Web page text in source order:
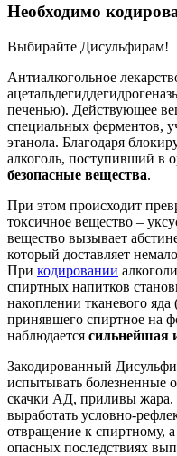
Необходимо
Выбирайте Дисульфирам!
Антиалкогольное
печенью). Действующее
специальных ферментов,
этанола. Благодаря
алкоголь, поступивший в
безопасные вещества.
При этом происходит
токсичное вещество –
вещество вызывает
который доставляет
При кодировании
спиртных напитков
накоплении тканевого яда
принявшего спиртное на
наблюдается сильнейшая
Закодированный
испытывать болезненные
скачки АД, приливы жара.
выработать условно-
отвращение к спиртному,
опасных последствиях